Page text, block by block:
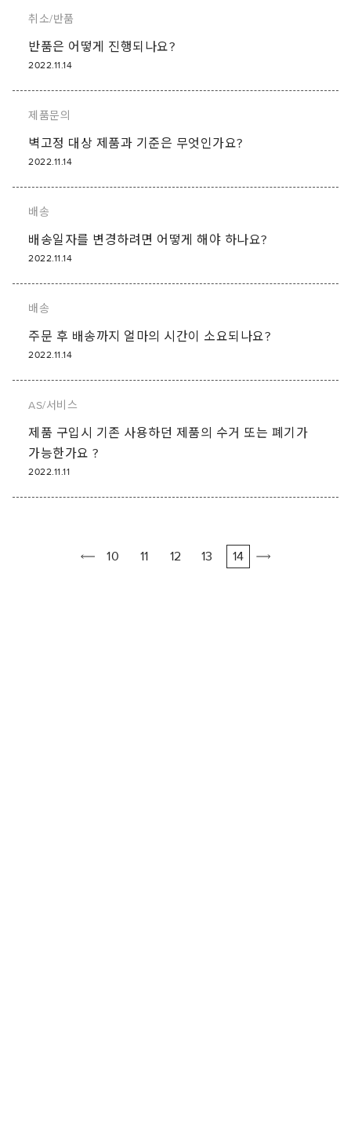
취소/반품
반품은 어떻게 진행되나요?
2022.11.14
제품문의
벽고정 대상 제품과 기준은 무엇인가요?
2022.11.14
배송
배송일자를 변경하려면 어떻게 해야 하나요?
2022.11.14
배송
주문 후 배송까지 얼마의 시간이 소요되나요?
2022.11.14
AS/서비스
제품 구입시 기존 사용하던 제품의 수거 또는 폐기가
가능한가요 ?
2022.11.11
10 11 12 13 14